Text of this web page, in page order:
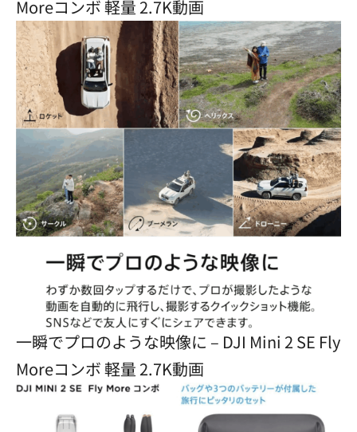
Moreコンボ 軽量 2.7K動画
一瞬でプロのような映像に – DJI Mini 2 SE Fly
Moreコンボ 軽量 2.7K動画